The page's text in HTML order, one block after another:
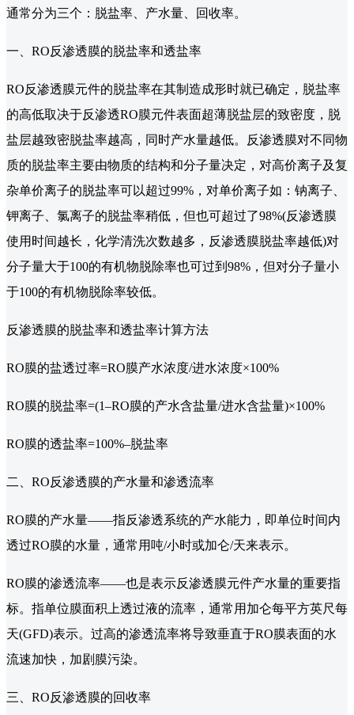
通常分为三个：脱盐率、产水量、回收率。
一、RO反渗透膜的脱盐率和透盐率
RO反渗透膜元件的脱盐率在其制造成形时就已确定，脱盐率
的高低取决于反渗透RO膜元件表面超薄脱盐层的致密度，脱
盐层越致密脱盐率越高，同时产水量越低。反渗透膜对不同物
质的脱盐率主要由物质的结构和分子量决定，对高价离子及复
杂单价离子的脱盐率可以超过99%，对单价离子如：钠离子、
钾离子、氯离子的脱盐率稍低，但也可超过了98%(反渗透膜
使用时间越长，化学清洗次数越多，反渗透膜脱盐率越低)对
分子量大于100的有机物脱除率也可过到98%，但对分子量小
于100的有机物脱除率较低。
反渗透膜的脱盐率和透盐率计算方法
RO膜的盐透过率=RO膜产水浓度/进水浓度×100%
RO膜的脱盐率=(1–RO膜的产水含盐量/进水含盐量)×100%
RO膜的透盐率=100%–脱盐率
二、RO反渗透膜的产水量和渗透流率
RO膜的产水量——指反渗透系统的产水能力，即单位时间内
透过RO膜的水量，通常用吨/小时或加仑/天来表示。
RO膜的渗透流率——也是表示反渗透膜元件产水量的重要指
标。指单位膜面积上透过液的流率，通常用加仑每平方英尺每
天(GFD)表示。过高的渗透流率将导致垂直于RO膜表面的水
流速加快，加剧膜污染。
三、RO反渗透膜的回收率